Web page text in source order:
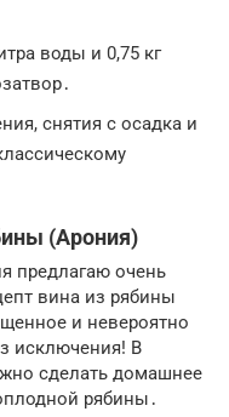
воды и 0,75 кг
снятия с осадка и
(Арония)
предлагаю очень
вина из рябины
и невероятно
исключения! В
сделать домашнее
рябины․